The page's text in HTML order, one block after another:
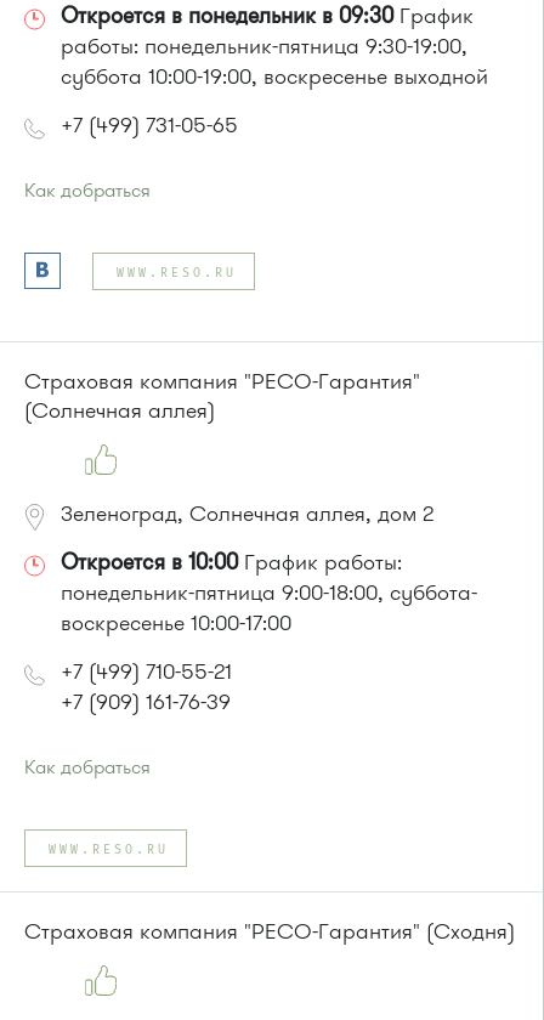
Откроется в понедельник в 09:30График
работы: понедельник-пятница 9:30-19:00,
суббота 10:00-19:00, воскресенье выходной
+7 (499) 731-05-65
Как добраться
Автобус № 1, 9, 10, 12, 13, 15, 23, 31, 312, 377, 390, 476, 493.
Маршрутка № 127, 128, 312, 377, 390, 409м, 431м, 476, 476м,
или до остановки"Филаретовская улица":
WWW.RESO.RU
Страховая компания "РЕСО-Гарантия"
(Солнечная аллея)
Зеленоград, Солнечная аллея, дом 2
Откроется в 10:00График работы:
понедельник-пятница 9:00-18:00, суббота-
воскресенье 10:00-17:00
+7 (499) 710-55-21
+7 (909) 161-76-39
Как добраться
Автобус № 2, 3, 8, 11, 19, 29, 32.
Маршрутка № 408м, 419м
или до остановки"МИЭТ":
Маршрутка № 408м, 419м
WWW.RESO.RU
Страховая компания "РЕСО-Гарантия" (Сходня)